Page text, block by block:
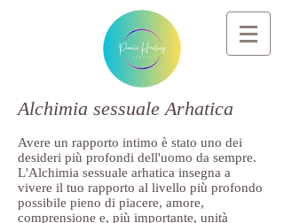
Alchimia sessuale Arhatica
Avere un rapporto intimo è stato uno dei
desideri più profondi dell'uomo da sempre.
L'Alchimia sessuale arhatica insegna a
vivere il tuo rapporto al livello più profondo
possibile pieno di piacere, amore,
comprensione e, più importante, unità